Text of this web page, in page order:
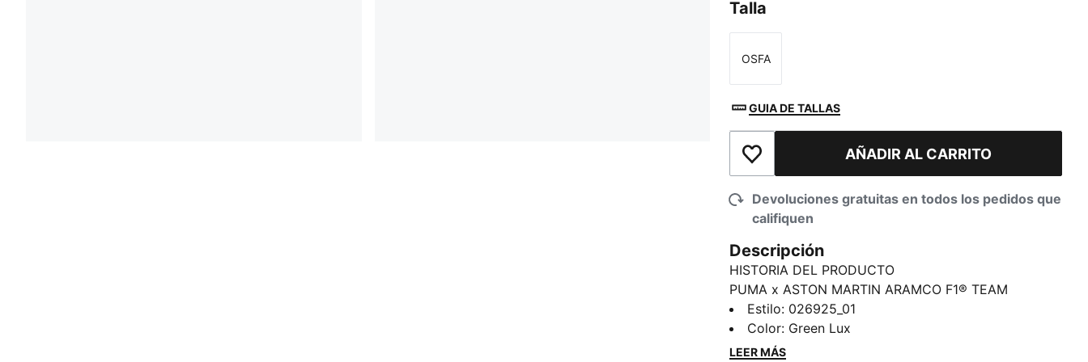
Talla
Talla
OSFA
GUIA DE TALLAS
Añadir a la lista de deseosAÑADIR AL CARRITO
Devoluciones gratuitas en todos los pedidos que
califiquen
Descripción
HISTORIA DEL PRODUCTO
PUMA x ASTON MARTIN ARAMCO F1® TEAM
presenta una colección de ropa para aficionados que
combina un diseño de alto rendimiento con
versatilidad para el día a día. Encabezada por el
Estilo: 026925_01
Color: Green Lux
LEER MÁS